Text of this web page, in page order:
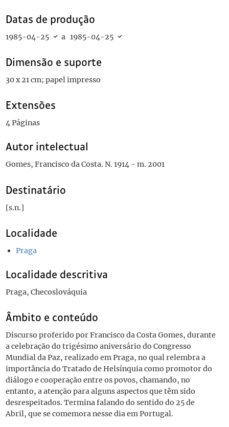
Datas de produção
1985-04-25 a 1985-04-25
Dimensão e suporte
30 x 21 cm; papel impresso
Extensões
4 Páginas
Autor intelectual
Gomes, Francisco da Costa. N. 1914 - m. 2001
Destinatário
[s.n.]
Localidade
Praga
Localidade descritiva
Praga, Checoslováquia
Âmbito e conteúdo
Discurso proferido por Francisco da Costa Gomes, durante
a celebração do trigésimo aniversário do Congresso
Mundial da Paz, realizado em Praga, no qual relembra a
importância do Tratado de Helsínquia como promotor do
diálogo e cooperação entre os povos, chamando, no
entanto, a atenção para alguns aspectos que têm sido
desrespeitados. Termina falando do sentido do 25 de
Abril, que se comemora nesse dia em Portugal.